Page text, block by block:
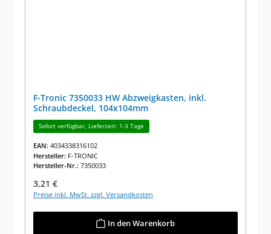
F-Tronic 7350033 HW Abzweigkasten, inkl.
Schraubdeckel, 104x104mm
Sofort verfügbar, Lieferzeit: 1-3 Tage
EAN: 4034338316102
Hersteller: F-TRONIC
Hersteller-Nr.: 7350033
Regulärer Preis:
3,21 €
Preise inkl. MwSt. zzgl. Versandkosten
In den Warenkorb